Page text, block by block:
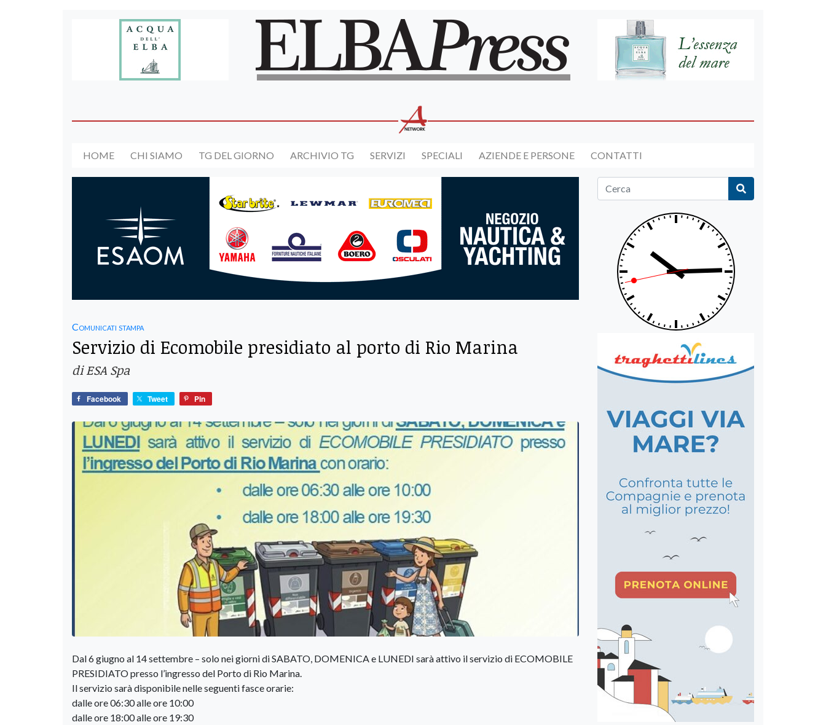
HOME CHI SIAMO TG DEL GIORNO ARCHIVIO TG SERVIZI SPECIALI AZIENDE E PERSONE CONTATTI
Comunicati stampa
Servizio di Ecomobile presidiato al porto di Rio Marina
di ESA Spa
Facebook Tweet Pin
Dal 6 giugno al 14 settembre – solo nei giorni di SABATO, DOMENICA e LUNEDI sarà attivo il servizio di ECOMOBILE
PRESIDIATO presso l’ingresso del Porto di Rio Marina.
Il servizio sarà disponibile nelle seguenti fasce orarie:
dalle ore 06:30 alle ore 10:00
dalle ore 18:00 alle ore 19:30